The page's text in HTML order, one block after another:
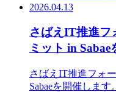
2026.04.13
さばえIT推進フ
ミット in Sabae
さばえIT推進フォ
Sabaeを開催します。